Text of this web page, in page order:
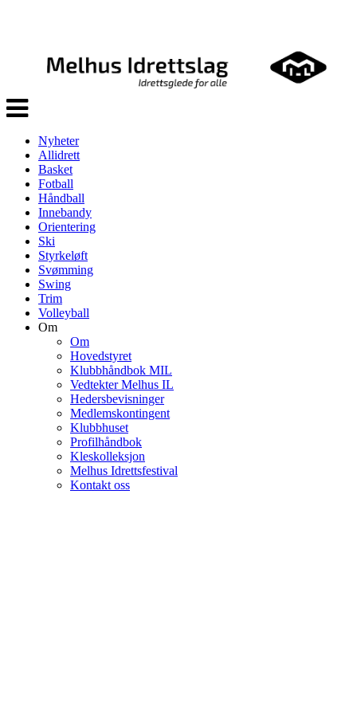
Veksle
navigasjon
Nyheter
Allidrett
Basket
Fotball
Håndball
Innebandy
Orientering
Ski
Styrkeløft
Svømming
Swing
Trim
Volleyball
Om
Om
Hovedstyret
Klubbhåndbok MIL
Vedtekter Melhus IL
Hedersbevisninger
Medlemskontingent
Klubbhuset
Profilhåndbok
Kleskolleksjon
Melhus Idrettsfestival
Kontakt oss